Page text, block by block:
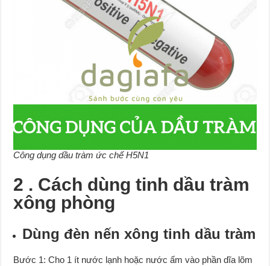
Công dụng dầu tràm ức chế H5N1
2 . Cách dùng tinh dầu tràm
xông phòng
Dùng đèn nến xông tinh dầu tràm
Bước 1: Cho 1 ít nước lạnh hoặc nước ấm vào phần dĩa lõm